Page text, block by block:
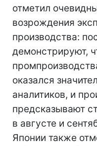
отметил
возрождения
производства:
демонстрируют,
оказался
аналитиков, и
предсказывают
в августе и
Японии также